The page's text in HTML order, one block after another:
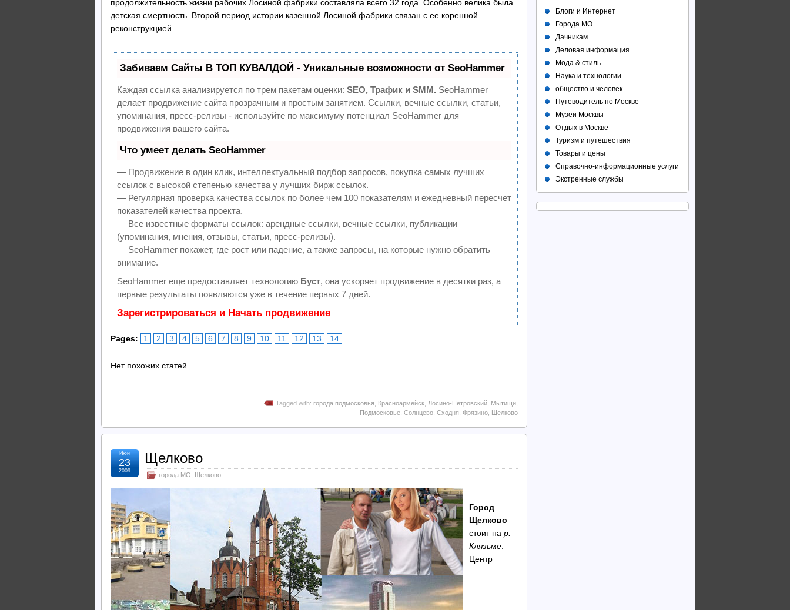
продолжительность жизни рабочих Лосиной фабрики составляла всего 32 года. Особенно велика была
детская смертность. Второй период истории казенной Лосиной фабрики связан с ее коренной
реконструкцией.
Забиваем Сайты В ТОП КУВАЛДОЙ - Уникальные возможности от SeoHammer
Каждая ссылка анализируется по трем пакетам оценки: SEO, Трафик и SMM. SeoHammer
делает продвижение сайта прозрачным и простым занятием. Ссылки, вечные ссылки, статьи,
упоминания, пресс-релизы - используйте по максимуму потенциал SeoHammer для
продвижения вашего сайта.
Что умеет делать SeoHammer
— Продвижение в один клик, интеллектуальный подбор запросов, покупка самых лучших
ссылок с высокой степенью качества у лучших бирж ссылок.
— Регулярная проверка качества ссылок по более чем 100 показателям и ежедневный пересчет
показателей качества проекта.
— Все известные форматы ссылок: арендные ссылки, вечные ссылки, публикации
(упоминания, мнения, отзывы, статьи, пресс-релизы).
— SeoHammer покажет, где рост или падение, а также запросы, на которые нужно обратить
внимание.
SeoHammer еще предоставляет технологию Буст, она ускоряет продвижение в десятки раз, а
первые результаты появляются уже в течение первых 7 дней.
Зарегистрироваться и Начать продвижение
Pages: 1 2 3 4 5 6 7 8 9 10 11 12 13 14
Нет похожих статей.
Tagged with: города подмосковья Красноармейск Лосино-Петровский Мытищи
Подмосковье Солнцево Сходня Фрязино Щелково
Щелково
города МО Щелково
Июн
23
2009
Город
Щелково
стоит на р.
Клязьме
Центр
Блоги и Интернет
Города МО
Дачникам
Деловая информация
Мода & стиль
Наука и технологии
общество и человек
Путеводитель по Москве
Музеи Москвы
Отдых в Москве
Туризм и путешествия
Товары и цены
Справочно-информационные услуги
Экстренные службы